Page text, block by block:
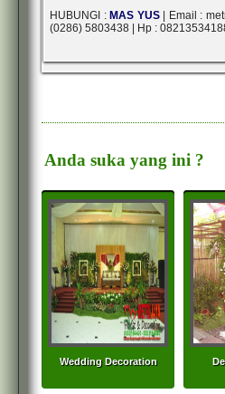
HUBUNGI : MAS YUS| Email :
(0286) 5803438 | Hp :
Anda suka yang ini ?
Wedding Decoration